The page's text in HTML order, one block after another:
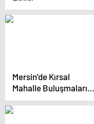
Mersin’de Kırsal
Mahalle Buluşmaları
Gelişiyor